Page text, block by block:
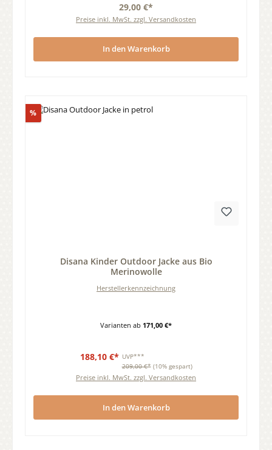
29,00 €*
Preise inkl. MwSt. zzgl. Versandkosten
In den Warenkorb
%Rabatt
Disana Kinder Outdoor Jacke aus Bio
Merinowolle
Herstellerkennzeichnung
Varianten ab 171,00 €*
188,10 €* UVP***
209,00 €* (10% gespart)
Preise inkl. MwSt. zzgl. Versandkosten
In den Warenkorb